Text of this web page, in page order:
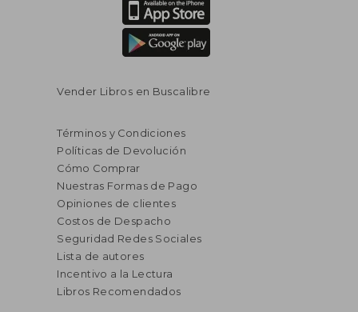
Vender Libros en Buscalibre
Términos y Condiciones
Políticas de Devolución
Cómo Comprar
Nuestras Formas de Pago
Opiniones de clientes
Costos de Despacho
Seguridad Redes Sociales
Lista de autores
Incentivo a la Lectura
Libros Recomendados